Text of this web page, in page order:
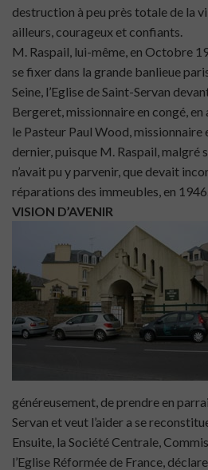
destruction à peu près totale de la
ailleurs, courageux et confiants.
M. Raspail, lui-même, en Octobre
se fixer dans la grande banlieue
Seine, l’Eglise de Saint-Servan
Bergeret, missionnaire en congé, en
le Pasteur Paul Wood, missionnaire
dernier, puisque M. Raspail, malgré
n’avait pu y parvenir, que devait
réparations des immeubles, en 1946.
VISION D’AVENIR
généreusement, de prendre en
Servan et veut l’aider a se
Ensuite, la Société Centrale,
l’Eglise Réformée de France,